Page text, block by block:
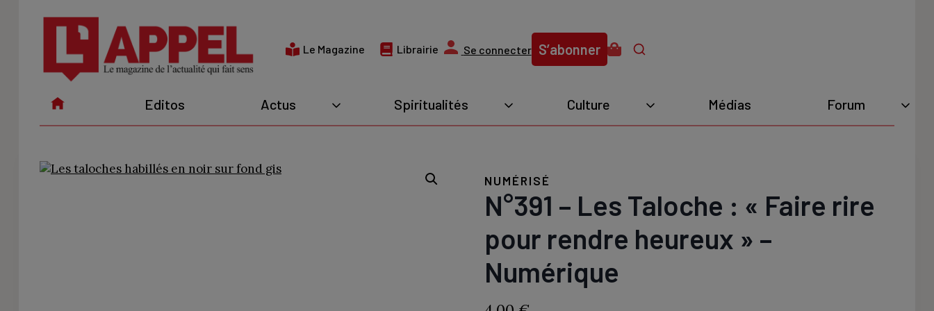
Le Magazine Librairie Se connecter S’abonner
Editos Actus Spiritualités Culture Médias Forum
NUMÉRISÉ
N°391 – Les Taloche : « Faire rire
pour rendre heureux » –
Numérique